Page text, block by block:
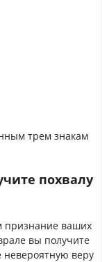
трем знакам
похвалу
признание ваших
вы получите
невероятную веру